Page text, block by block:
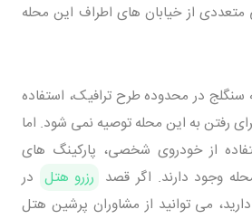
از خیابان‌ های اطراف این محله
سنگلج در محدوده طرح ترافیک، استفاده
رفتن به این محله توصیه نمی‌ شود. اما
از خودروی شخصی، پارکینگ‌ های
وجود دارند. اگر قصد رزرو هتل در
می‌ توانید از مشاوران پرشین هتل